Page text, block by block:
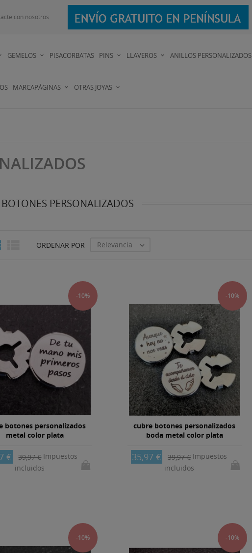
con nosotros
GEMELOS PISACORBATAS PINS LLAVEROS ANILLOS PERSONALIZADOS
MARCAPÁGINAS OTRAS JOYAS
PERSONALIZADOS
ORDENAR POR Relevancia 
-10%
botones personalizados
metal color plata
€ 39,97 €Impuestos
incluidos
-10%
cubre botones personalizados
boda metal color plata
35,97 € 39,97 €Impuestos
incluidos
-10% -10%